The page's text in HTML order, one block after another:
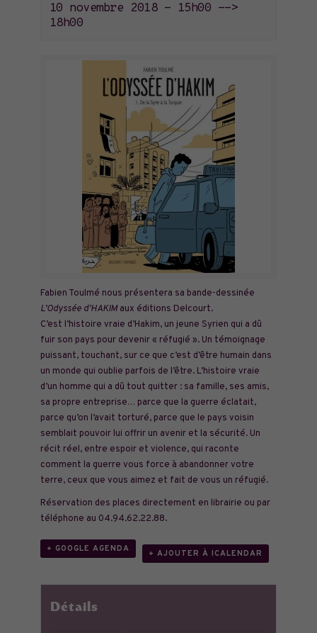
10 novembre 2018 - 15h00 -->
18h00
Fabien Toulmé nous présentera sa bande-dessinée
L’Odyssée d’HAKIMaux éditions Delcourt.
C’est l’histoire vraie d’Hakim, un jeune Syrien qui a dû
fuir son pays pour devenir « réfugié ». Un témoignage
puissant, touchant, sur ce que c’est d’être humain dans
un monde qui oublie parfois de l’être. L’histoire vraie
d’un homme qui a dû tout quitter : sa famille, ses amis,
sa propre entreprise… parce que la guerre éclatait,
parce qu’on l’avait torturé, parce que le pays voisin
semblait pouvoir lui offrir un avenir et la sécurité. Un
récit réel, entre espoir et violence, qui raconte
comment la guerre vous force à abandonner votre
terre, ceux que vous aimez et fait de vous un réfugié.
Réservation des places directement en librairie ou par
téléphone au 04.94.62.22.88.
+ GOOGLE AGENDA
+ AJOUTER À ICALENDAR
Détails